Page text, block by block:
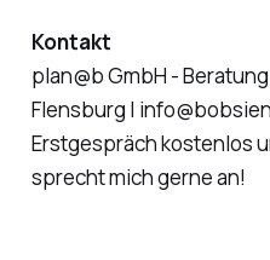
Kontakt
plan@b GmbH -
Flensburg |
Erstgespräch kostenlos
sprecht mich gerne an!